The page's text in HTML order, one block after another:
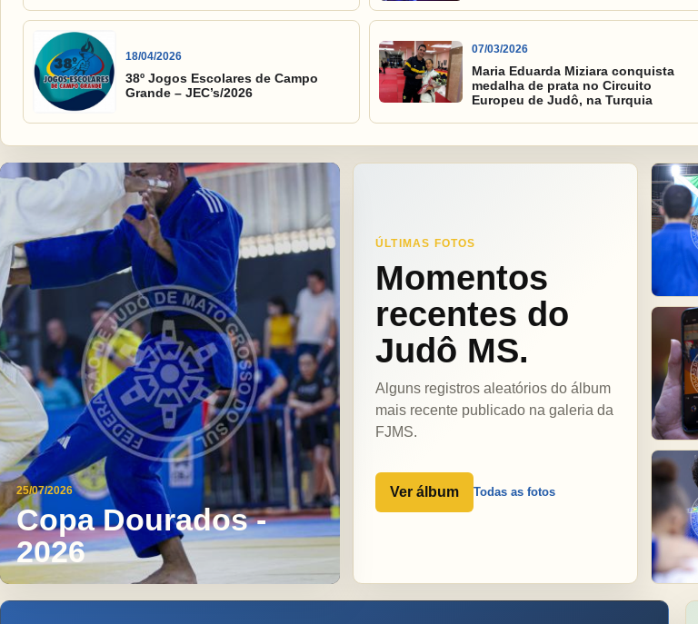
18/04/2026
38º Jogos Escolares de Campo
Grande – JEC’s/2026
07/03/2026
Maria Eduarda Miziara conquista
medalha de prata no Circuito
Europeu de Judô, na Turquia
25/07/2026
Copa Dourados -
2026
ÚLTIMAS FOTOS
Momentos
recentes do
Judô MS.
Alguns registros aleatórios do álbum
mais recente publicado na galeria da
FJMS.
Ver álbum Todas as fotos